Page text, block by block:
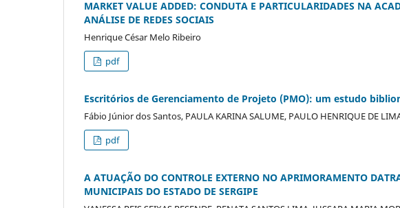
MARKET VALUE ADDED: CONDUTA E PARTICULARIDADES NA
ANÁLISE DE REDES SOCIAIS
Henrique César Melo Ribeiro
pdf
Escritórios de Gerenciamento de Projeto (PMO): um estudo
Fábio Júnior dos Santos, PAULA KARINA SALUME, PAULO HENRIQUE DE
pdf
A ATUAÇÃO DO CONTROLE EXTERNO NO APRIMORAMENTO
MUNICIPAIS DO ESTADO DE SERGIPE